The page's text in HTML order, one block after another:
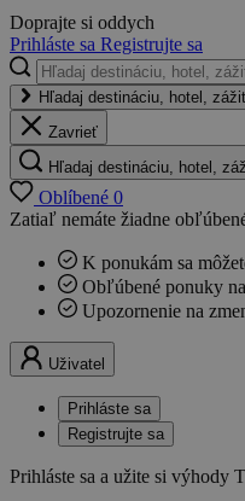
Doprajte si oddych
Prihláste sa Registrujte sa
Hľadaj destináciu, hotel,
Zavrieť
Hľadaj destináciu, hotel,
Oblíbené 0
Zatiaľ nemáte žiadne
K ponukám sa
Obľúbené ponuky
Upozornenie na
Uživatel
Prihláste sa
Registrujte sa
Prihláste sa a užite si výhody